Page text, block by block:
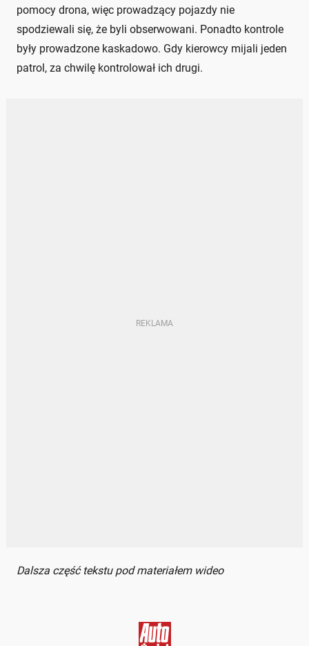
pomocy drona, więc prowadzący pojazdy nie
spodziewali się, że byli obserwowani. Ponadto kontrole
były prowadzone kaskadowo. Gdy kierowcy mijali jeden
patrol, za chwilę kontrolował ich drugi.
Dalsza część tekstu pod materiałem wideo